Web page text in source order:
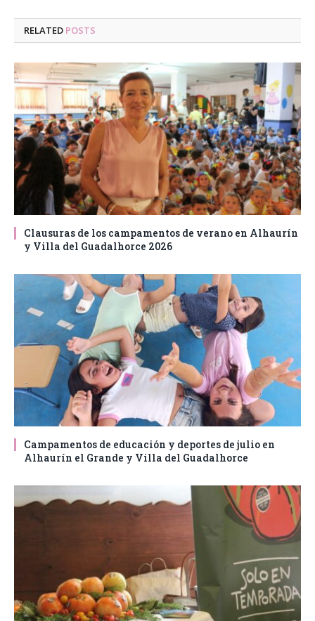
RELATED POSTS
Clausuras de los campamentos de verano en Alhaurín
y Villa del Guadalhorce 2026
Campamentos de educación y deportes de julio en
Alhaurín el Grande y Villa del Guadalhorce